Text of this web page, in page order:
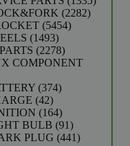
22822282
54545454
14931493
producten
22782278
producten
COMPONENT
374374
4242
producten
164164
producten
BULB 9191
producten
PLUG 441441